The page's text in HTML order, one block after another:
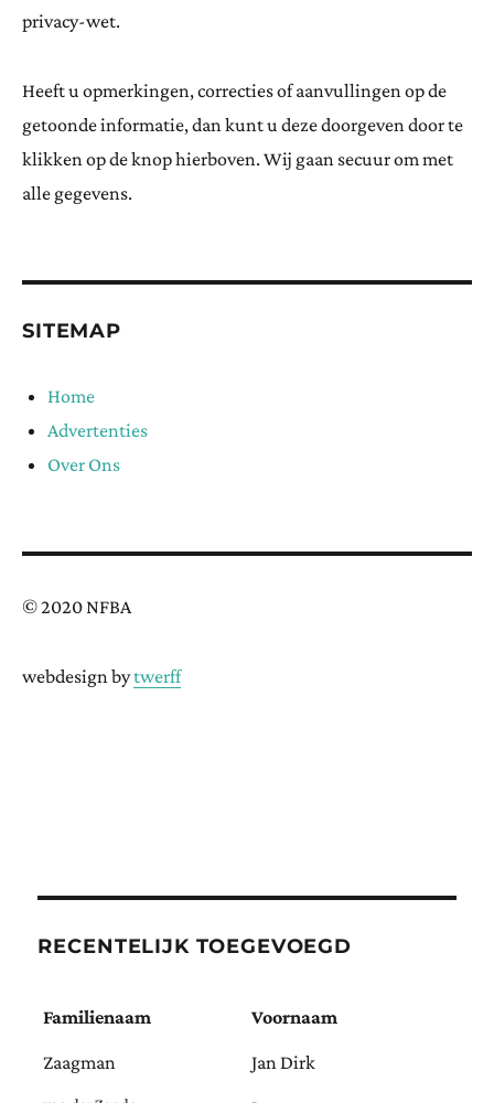
privacy-wet.
Heeft u opmerkingen, correcties of aanvullingen op de
getoonde informatie, dan kunt u deze doorgeven door te
klikken op de knop hierboven. Wij gaan secuur om met
alle gegevens.
SITEMAP
Home
Advertenties
Over Ons
© 2020 NFBA
webdesign bytwerff
RECENTELIJK TOEGEVOEGD
Familienaam Voornaam
Zaagman Jan Dirk